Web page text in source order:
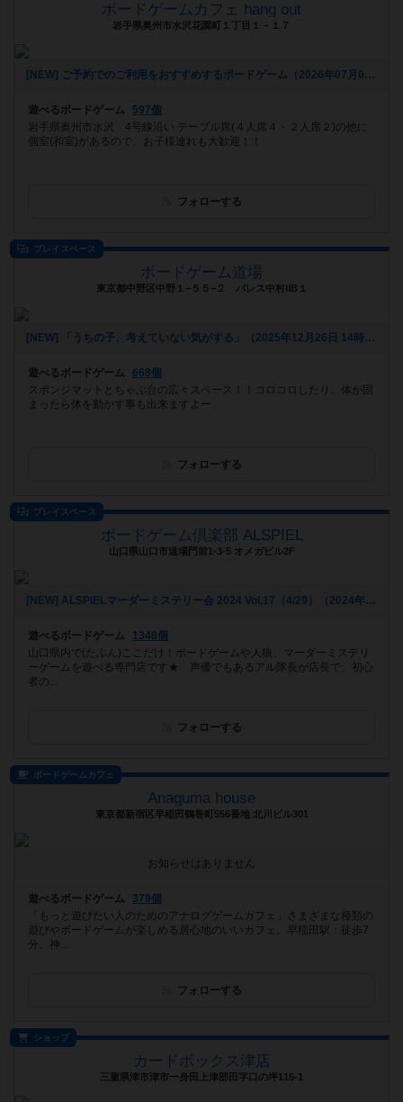
ボードゲームカフェ hang out
岩手県奥州市水沢花園町１丁目１－１７
[NEW] ご予約でのご利用をおすすめするボードゲーム（2026年07月04日 11時59分）
遊べるボードゲーム
597個
岩手県奥州市水沢 4号線沿い テーブル席(４人席４・２人席２)の他に
個室(和室)があるので、お子様連れも大歓迎！！
フォローする
プレイスペース
ボードゲーム道場
東京都中野区中野１−５５−２ パレス中村ⅡB１
[NEW] 「うちの子、考えていない気がする」（2025年12月26日 14時35分）
遊べるボードゲーム
668個
スポンジマットとちゃぶ台の広々スペース！！コロコロしたり、体が固
まったら体を動かす事も出来ますよー
フォローする
プレイスペース
ボードゲーム倶楽部 ALSPIEL
山口県山口市道場門前1-3-5 オメガビル2F
[NEW] ALSPIELマーダーミステリー会 2024 Vol.17（4/29）（2024年04月01日 19時47分）
遊べるボードゲーム
1348個
山口県内で(たぶん)ここだけ！ボードゲームや人狼、マーダーミステリ
ーゲームを遊べる専門店です★ 声優でもあるアル隊長が店長で、初心
者の...
フォローする
ボードゲームカフェ
Anaguma house
東京都新宿区早稲田鶴巻町556番地 北川ビル301
お知らせはありません
遊べるボードゲーム
379個
「もっと遊びたい人のためのアナログゲームカフェ」さまざまな種類の
遊びやボードゲームが楽しめる居心地のいいカフェ。早稲田駅：徒歩7
分。神...
フォローする
ショップ
カードボックス津店
三重県津市津市一身田上津部田字口の坪115-1